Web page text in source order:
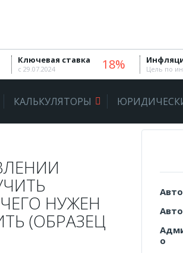
Ключевая ставка
с 29.07.2024 18%
Цель по
КАЛЬКУЛЯТОРЫ
НУЖЕН
(ОБРАЗЕЦ
о